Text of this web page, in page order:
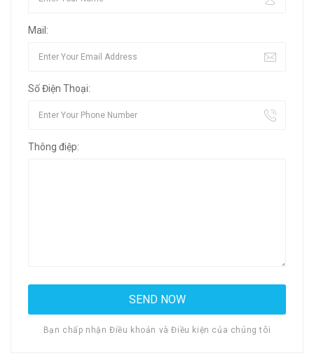
Mail:
Số Điện Thoại:
Thông điệp:
Bạn chấp nhận Điều khoản và Điều kiện của chúng tôi